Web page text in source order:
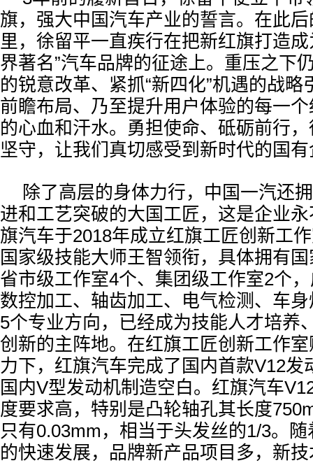
旗，强大中国汽车产业的誓言。在此
里，徐留平一直疾行在把新红旗打造
界著名”汽车品牌的征途上。重压之下
的锐意改革、紧抓“新四化”机遇的战略
前瞻布局、乃至提升用户体验的每一
的心血和汗水。勇担使命、砥砺前行
坚守，让我们真切感受到新时代的国
除了高层的身体力行，中国一汽还
进和工艺突破的大国工匠，这是企业
旗汽车于2018年成立红旗工匠创新工
国家级技能大师王智领衔，具体拥有
省市级工作室4个、集团级工作室2个
数控加工、轴齿加工、电气检测、车
5个专业方向，已经成为技能人才培养
创新的主阵地。在红旗工匠创新工作
力下，红旗汽车完成了国内首款V12发
国内V型发动机制造空白。红旗汽车
度要求高，特别是凸轮轴孔其长度
只有0.03mm，相当于头发丝的1/3。
的快速发展，品牌新产品项目多，新